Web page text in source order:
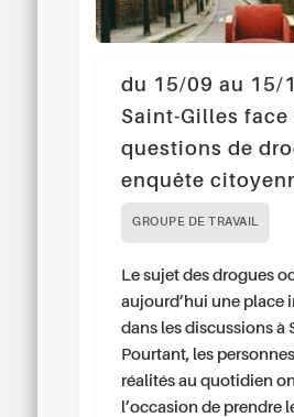
du 15/09 au 15/
Saint-Gilles face
questions de
enquête
GROUPE DE TRAVAIL
Le sujet des drogues
aujourd’hui une place
dans les discussions à
Pourtant, les
réalités au quotidien
l’occasion de prendre